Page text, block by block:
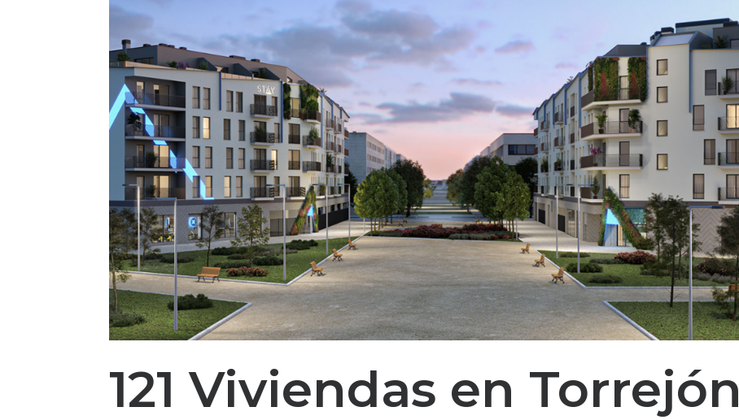
121 Viviendas en Torrejón